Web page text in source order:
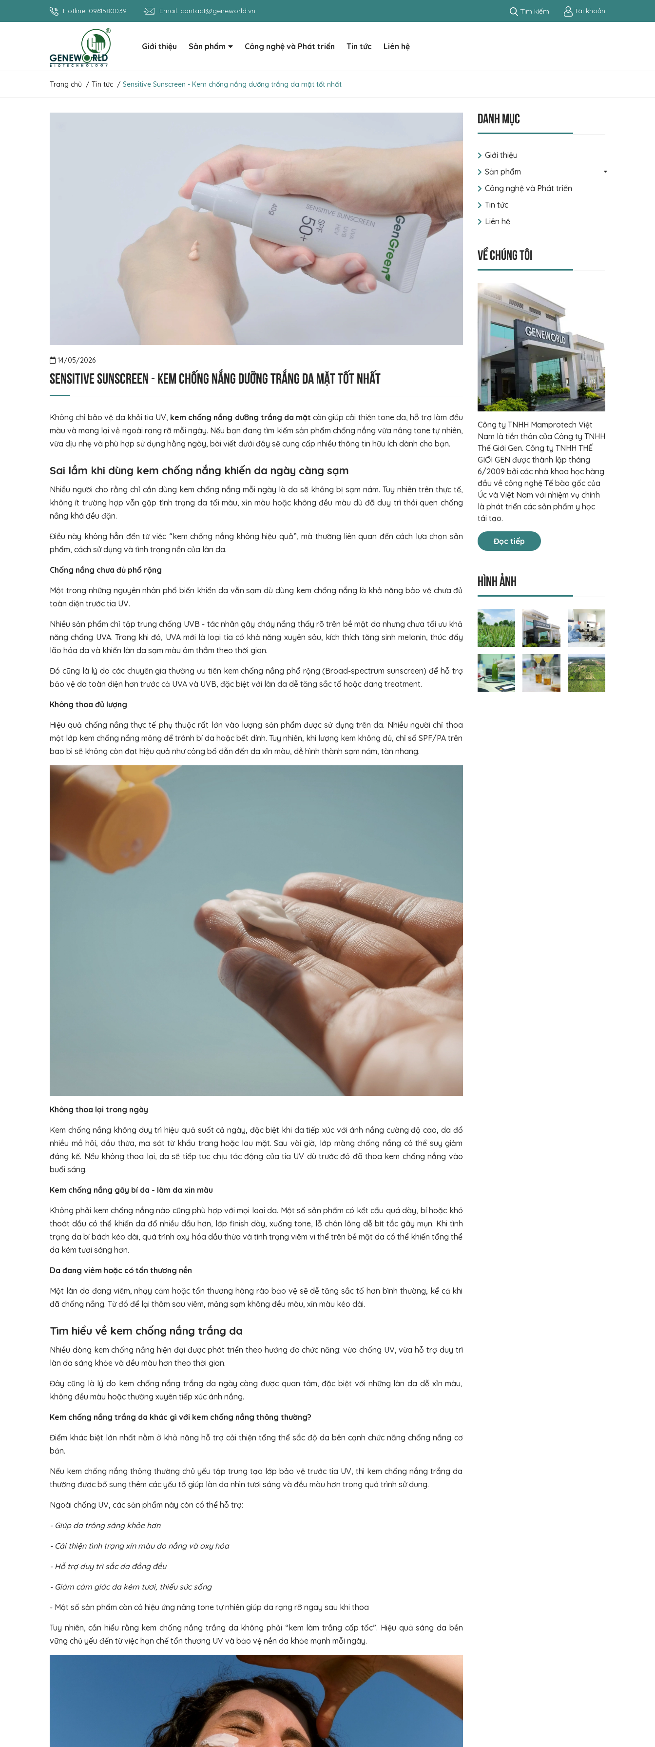
Hotline: 0961580039 Email: contact@geneworld.vn Tìm kiếm Tài khoản
Giới thiệu Sản phẩm Công nghệ và Phát triển Tin tức Liên hệ
Trang chủ / Tin tức / Sensitive Sunscreen - Kem chống nắng dưỡng trắng da mặt tốt nhất
14/05/2026
Sensitive Sunscreen - Kem chống nắng dưỡng trắng da mặt tốt nhất
Không chỉ bảo vệ da khỏi tia UV, kem chống nắng dưỡng trắng da mặtcòn giúp cải thiện tone da, hỗ trợ làm đều
màu và mang lại vẻ ngoài rạng rỡ mỗi ngày. Nếu bạn đang tìm kiếm sản phẩm chống nắng vừa nâng tone tự nhiên,
vừa dịu nhẹ và phù hợp sử dụng hằng ngày, bài viết dưới đây sẽ cung cấp nhiều thông tin hữu ích dành cho bạn.
Sai lầm khi dùng kem chống nắng khiến da ngày càng sạm
Nhiều người cho rằng chỉ cần dùng kem chống nắng mỗi ngày là da sẽ không bị sạm nám. Tuy nhiên trên thực tế,
không ít trường hợp vẫn gặp tình trạng da tối màu, xỉn màu hoặc không đều màu dù đã duy trì thói quen chống
nắng khá đều đặn.
Điều này không hẳn đến từ việc “kem chống nắng không hiệu quả”, mà thường liên quan đến cách lựa chọn sản
phẩm, cách sử dụng và tình trạng nền của làn da.
Chống nắng chưa đủ phổ rộng
Một trong những nguyên nhân phổ biến khiến da vẫn sạm dù dùng kem chống nắng là khả năng bảo vệ chưa đủ
toàn diện trước tia UV.
Nhiều sản phẩm chỉ tập trung chống UVB - tác nhân gây cháy nắng thấy rõ trên bề mặt da nhưng chưa tối ưu khả
năng chống UVA. Trong khi đó, UVA mới là loại tia có khả năng xuyên sâu, kích thích tăng sinh melanin, thúc đẩy
lão hóa da và khiến làn da sạm màu âm thầm theo thời gian.
Đó cũng là lý do các chuyên gia thường ưu tiên kem chống nắng phổ rộng (Broad-spectrum sunscreen) để hỗ trợ
bảo vệ da toàn diện hơn trước cả UVA và UVB, đặc biệt với làn da dễ tăng sắc tố hoặc đang treatment.
Không thoa đủ lượng
Hiệu quả chống nắng thực tế phụ thuộc rất lớn vào lượng sản phẩm được sử dụng trên da. Nhiều người chỉ thoa
một lớp kem chống nắng mỏng để tránh bí da hoặc bết dính. Tuy nhiên, khi lượng kem không đủ, chỉ số SPF/PA trên
bao bì sẽ không còn đạt hiệu quả như công bố dẫn đến da xỉn màu, dễ hình thành sạm nám, tàn nhang.
Không thoa lại trong ngày
Kem chống nắng không duy trì hiệu quả suốt cả ngày, đặc biệt khi da tiếp xúc với ánh nắng cường độ cao, da đổ
nhiều mồ hôi, dầu thừa, ma sát từ khẩu trang hoặc lau mặt. Sau vài giờ, lớp màng chống nắng có thể suy giảm
đáng kể. Nếu không thoa lại, da sẽ tiếp tục chịu tác động của tia UV dù trước đó đã thoa kem chống nắng vào
buổi sáng.
Kem chống nắng gây bí da - làm da xỉn màu
Không phải kem chống nắng nào cũng phù hợp với mọi loại da. Một số sản phẩm có kết cấu quá dày, bí hoặc khó
thoát dầu có thể khiến da đổ nhiều dầu hơn, lớp finish dày, xuống tone, lỗ chân lông dễ bít tắc gây mụn. Khi tình
trạng da bí bách kéo dài, quá trình oxy hóa dầu thừa và tình trạng viêm vi thể trên bề mặt da có thể khiến tổng thể
da kém tươi sáng hơn.
Da đang viêm hoặc có tổn thương nền
Một làn da đang viêm, nhạy cảm hoặc tổn thương hàng rào bảo vệ sẽ dễ tăng sắc tố hơn bình thường, kể cả khi
đã chống nắng. Từ đó để lại thâm sau viêm, mảng sạm không đều màu, xỉn màu kéo dài.
Tìm hiểu về kem chống nắng trắng da
Nhiều dòng kem chống nắng hiện đại được phát triển theo hướng đa chức năng: vừa chống UV, vừa hỗ trợ duy trì
làn da sáng khỏe và đều màu hơn theo thời gian.
Đây cũng là lý do kem chống nắng trắng da ngày càng được quan tâm, đặc biệt với những làn da dễ xỉn màu,
không đều màu hoặc thường xuyên tiếp xúc ánh nắng.
Kem chống nắng trắng da khác gì với kem chống nắng thông thường?
Điểm khác biệt lớn nhất nằm ở khả năng hỗ trợ cải thiện tổng thể sắc độ da bên cạnh chức năng chống nắng cơ
bản.
Nếu kem chống nắng thông thường chủ yếu tập trung tạo lớp bảo vệ trước tia UV, thì kem chống nắng trắng da
thường được bổ sung thêm các yếu tố giúp làn da nhìn tươi sáng và đều màu hơn trong quá trình sử dụng.
Ngoài chống UV, các sản phẩm này còn có thể hỗ trợ:
- Giúp da trông sáng khỏe hơn
- Cải thiện tình trạng xỉn màu do nắng và oxy hóa
- Hỗ trợ duy trì sắc da đồng đều
- Giảm cảm giác da kém tươi, thiếu sức sống
- Một số sản phẩm còn có hiệu ứng nâng tone tự nhiên giúp da rạng rỡ ngay sau khi thoa
Tuy nhiên, cần hiểu rằng kem chống nắng trắng da không phải “kem làm trắng cấp tốc”. Hiệu quả sáng da bền
vững chủ yếu đến từ việc hạn chế tổn thương UV và bảo vệ nền da khỏe mạnh mỗi ngày.
Danh mục
Giới thiệu
Sản phẩm
Công nghệ và Phát triển
Tin tức
Liên hệ
Về chúng tôi
Công ty TNHH Mamprotech Việt
Nam là tiền thân của Công ty TNHH
Thế Giới Gen. Công ty TNHH THẾ
GIỚI GEN được thành lập tháng
6/2009 bởi các nhà khoa học hàng
đầu về công nghệ Tế bào gốc của
Úc và Việt Nam với nhiệm vụ chính
là phát triển các sản phẩm y học
tái tạo.
Đọc tiếp
Hình ảnh